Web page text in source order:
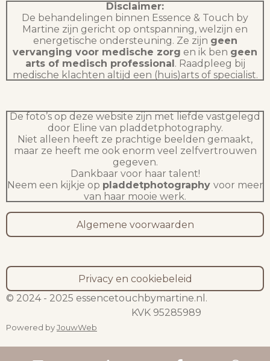
Disclaimer:
De behandelingen binnen Essence & Touch by
Martine zijn gericht op ontspanning, welzijn en
energetische ondersteuning. Ze zijn geen
vervanging voor medische zorg en ik ben geen
arts of medisch professional. Raadpleeg bij
medische klachten altijd een (huis)arts of specialist.
De foto’s op deze website zijn met liefde vastgelegd
door Eline van pladdetphotography.
Niet alleen heeft ze prachtige beelden gemaakt,
maar ze heeft me ook enorm veel zelfvertrouwen
gegeven.
Dankbaar voor haar talent!
Neem een kijkje op pladdetphotography voor meer
van haar mooie werk.
Algemene voorwaarden
Privacy en cookiebeleid
© 2024 - 2025 essencetouchbymartine.nl.
KVK 95285989
Powered byJouwWeb